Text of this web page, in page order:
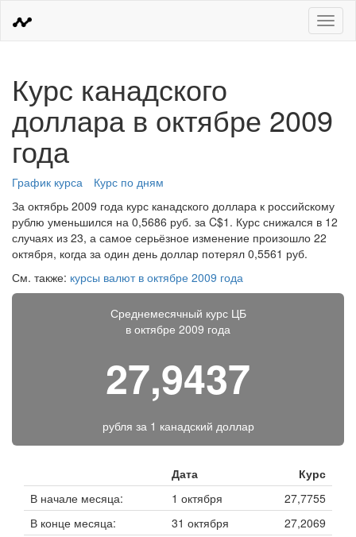
Меню
Курс канадского
доллара в октябре 2009
года
График курса
Курс по дням
За октябрь 2009 года курс канадского доллара к российскому
рублю уменьшился на 0,5686 руб. за C$1. Курс снижался в 12
случаях из 23, а самое серьёзное изменение произошло 22
октября, когда за один день доллар потерял 0,5561 руб.
См. также: курсы валют в октябре 2009 года
Среднемесячный курс ЦБ
в октябре 2009 года
27,9437
рубля за 1 канадский доллар
Дата
Курс
В начале месяца:
1 октября
27,7755
В конце месяца:
31 октября
27,2069